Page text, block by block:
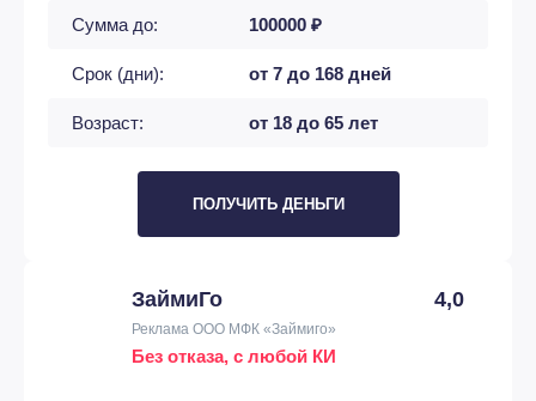
Сумма до: 100000 ₽
Срок (дни): от 7 до 168 дней
Возраст: от 18 до 65 лет
ПОЛУЧИТЬ ДЕНЬГИ
ЗаймиГо 4,0
Реклама ООО МФК «Займиго»
Без отказа, с любой КИ